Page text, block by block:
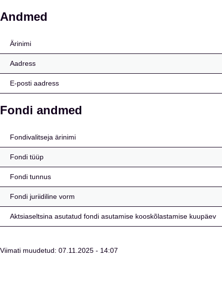
SmartCap Defence
Andmed
Ärinimi
Aadress
E-posti aadress
Fondi andmed
Fondivalitseja ärinimi
Fondi tüüp
Fondi tunnus
Fondi juriidiline vorm
Aktsiaseltsina asutatud fondi asutamise kooskõlastamise kuupäev
Viimati muudetud: 07.11.2025 - 14:07